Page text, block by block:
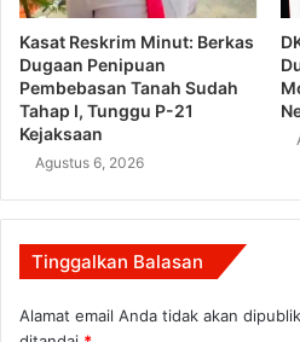
Kasat Reskrim Minut: Berkas
Dugaan Penipuan
Pembebasan Tanah Sudah
Tahap I, Tunggu P-21
Kejaksaan
Agustus 6, 2026
Tinggalkan Balasan
Alamat email Anda tidak akan